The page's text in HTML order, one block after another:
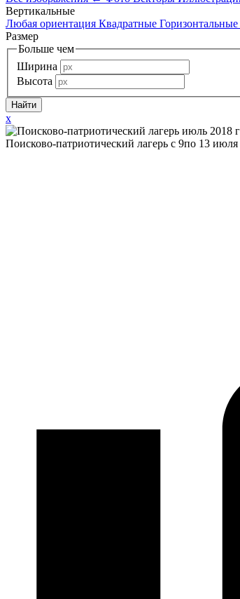
Вертикальные
Любая ориентация Квадратные Горизонтальные
Размер
Больше чем
Ширина
Высота
x
Поисково-патриотический лагерь с 9по 13